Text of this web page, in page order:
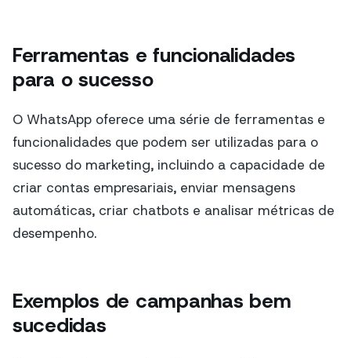
Ferramentas e funcionalidades
para o sucesso
O WhatsApp oferece uma série de ferramentas e
funcionalidades que podem ser utilizadas para o
sucesso do marketing, incluindo a capacidade de
criar contas empresariais, enviar mensagens
automáticas, criar chatbots e analisar métricas de
desempenho.
Exemplos de campanhas bem
sucedidas